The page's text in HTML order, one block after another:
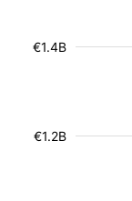
€1.2B
€1.4B